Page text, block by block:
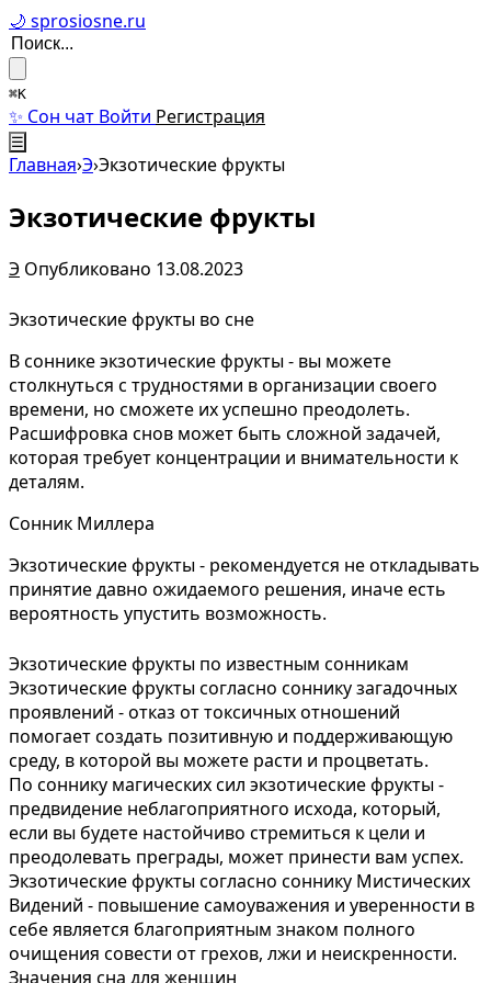
🌙 sprosiosne.ru
⌘K
✨ Сон чат Войти Регистрация
☰
Главная›Э›Экзотические фрукты
Экзотические фрукты
Э Опубликовано 13.08.2023
Экзотические фрукты во сне
В соннике экзотические фрукты - вы можете
столкнуться с трудностями в организации своего
времени, но сможете их успешно преодолеть.
Расшифровка снов может быть сложной задачей,
которая требует концентрации и внимательности к
деталям.
Сонник Миллера
Экзотические фрукты - рекомендуется не откладывать
принятие давно ожидаемого решения, иначе есть
вероятность упустить возможность.
Экзотические фрукты по известным сонникам
Экзотические фрукты согласно соннику загадочных
проявлений - отказ от токсичных отношений
помогает создать позитивную и поддерживающую
среду, в которой вы можете расти и процветать.
По соннику магических сил экзотические фрукты -
предвидение неблагоприятного исхода, который,
если вы будете настойчиво стремиться к цели и
преодолевать преграды, может принести вам успех.
Экзотические фрукты согласно соннику Мистических
Видений - повышение самоуважения и уверенности в
себе является благоприятным знаком полного
очищения совести от грехов, лжи и неискренности.
Значения сна для женщин